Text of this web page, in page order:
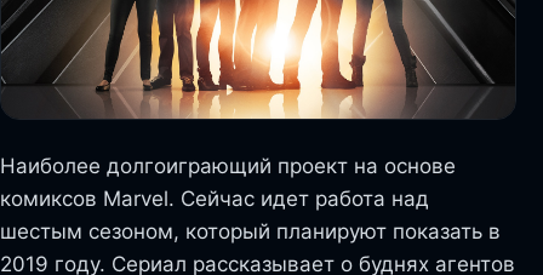
Наиболее долгоиграющий проект на основе
комиксов Marvel. Сейчас идет работа над
шестым сезоном, который планируют показать в
2019 году. Сериал рассказывает о буднях агентов